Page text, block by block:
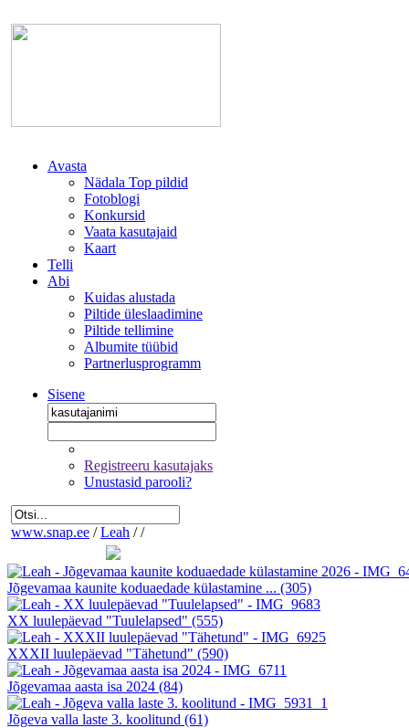
Avasta
Nädala Top pildid
Fotoblogi
Konkursid
Vaata kasutajaid
Kaart
Telli
Abi
Kuidas alustada
Piltide üleslaadimine
Piltide tellimine
Albumite tüübid
Partnerlusprogramm
Sisene
Registreeru kasutajaks
Unustasid parooli?
www.snap.ee / Leah / /
Jõgevamaa kaunite koduaedade külastamine ... (305)
XX luulepäevad "Tuulelapsed" (555)
XXXII luulepäevad "Tähetund" (590)
Jõgevamaa aasta isa 2024 (84)
Jõgeva valla laste 3. koolitund (61)